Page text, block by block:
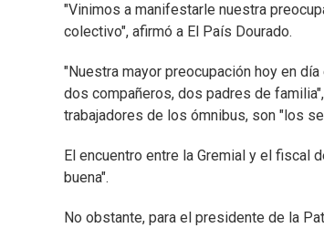
"Vinimos a manifestarle nuestra
colectivo", afirmó a El País Dourado.
"Nuestra mayor preocupación hoy en
dos compañeros, dos padres de
trabajadores de los ómnibus, son "los
El encuentro entre la Gremial y el fiscal
buena".
No obstante, para el presidente de la